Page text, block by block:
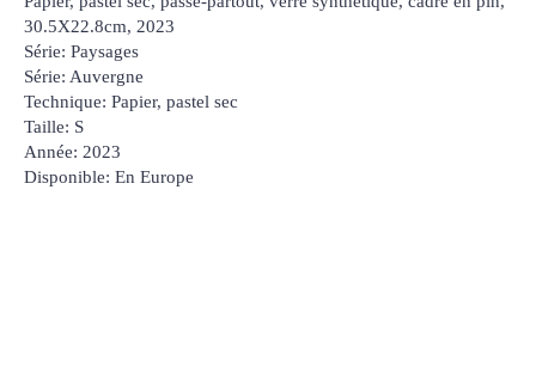
30.5Х22.8cm, 2023
Série: Paysages
Série: Auvergne
Technique: Papier, pastel sec
Taille: S
Année: 2023
Disponible: En Europe